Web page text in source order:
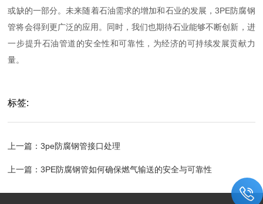
或缺的一部分。未来随着石油需求的增加和石业的发展，3PE防腐钢
管将会得到更广泛的应用。同时，我们也期待石业能够不断创新，进
一步提升石油管道的安全性和可靠性，为经济的可持续发展贡献力
量。
标签:
上一篇：3pe防腐钢管接口处理
上一篇：3PE防腐钢管如何确保燃气输送的安全与可靠性